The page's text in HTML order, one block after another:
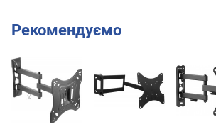
Рекомендуємо